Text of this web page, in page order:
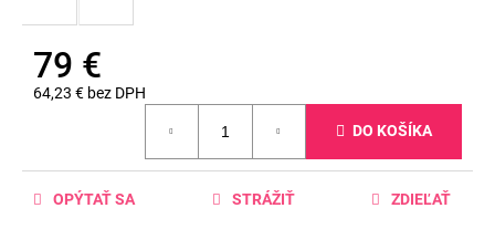
79 €
64,23 € bez DPH
DO KOŠÍKA
OPÝTAŤ SA STRÁŽIŤ ZDIEĽAŤ